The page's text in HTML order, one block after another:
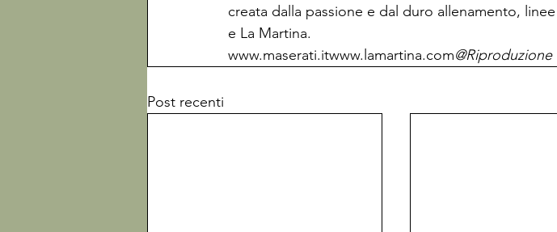
creata dalla passione e dal duro allenamento,
www.maserati.itwww.lamartina.com@Riproduzione
Post recenti